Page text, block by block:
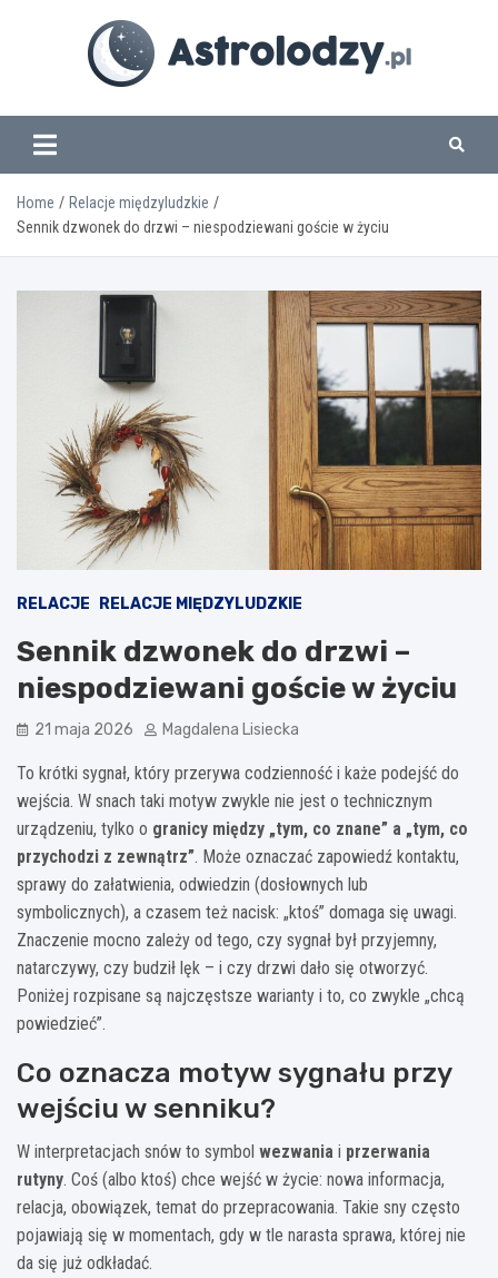
www.astrolodzy.pl
Home
Relacje międzyludzkie
Sennik dzwonek do drzwi – niespodziewani goście w życiu
RELACJE RELACJE MIĘDZYLUDZKIE
Sennik dzwonek do drzwi –
niespodziewani goście w życiu
21 maja 2026 Magdalena Lisiecka
To krótki sygnał, który przerywa codzienność i każe podejść do
wejścia. W snach taki motyw zwykle nie jest o technicznym
urządzeniu, tylko o granicy między „tym, co znane” a „tym, co
przychodzi z zewnątrz”. Może oznaczać zapowiedź kontaktu,
sprawy do załatwienia, odwiedzin (dosłownych lub
symbolicznych), a czasem też nacisk: „ktoś” domaga się uwagi.
Znaczenie mocno zależy od tego, czy sygnał był przyjemny,
natarczywy, czy budził lęk – i czy drzwi dało się otworzyć.
Poniżej rozpisane są najczęstsze warianty i to, co zwykle „chcą
powiedzieć”.
Co oznacza motyw sygnału przy
wejściu w senniku?
W interpretacjach snów to symbol wezwania i przerwania
rutyny. Coś (albo ktoś) chce wejść w życie: nowa informacja,
relacja, obowiązek, temat do przepracowania. Takie sny często
pojawiają się w momentach, gdy w tle narasta sprawa, której nie
da się już odkładać.